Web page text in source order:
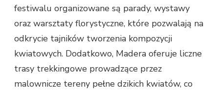
festiwalu organizowane są parady, wystawy
oraz warsztaty florystyczne, które pozwalają na
odkrycie tajników tworzenia kompozycji
kwiatowych. Dodatkowo, Madera oferuje liczne
trasy trekkingowe prowadzące przez
malownicze tereny pełne dzikich kwiatów, co